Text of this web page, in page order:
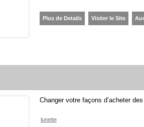
Plus de Details Visiter le Site
Changer votre façons d’acheter
lunette